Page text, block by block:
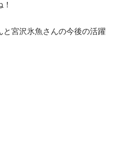
と宮沢氷魚さんの今後の活躍